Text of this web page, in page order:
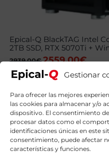
Gestionar
Para ofrecer las mejores
las cookies para almacenar y/o
dispositivo. El consentimiento
procesar datos como el
identificaciones únicas en este
consentimiento, puede afectar
características y funciones.
Epical-Q BlackTAG Intel
2TB SSD, RTX 5070Ti +
2939,00€El
original
2939,00€.
2559,00€
actual